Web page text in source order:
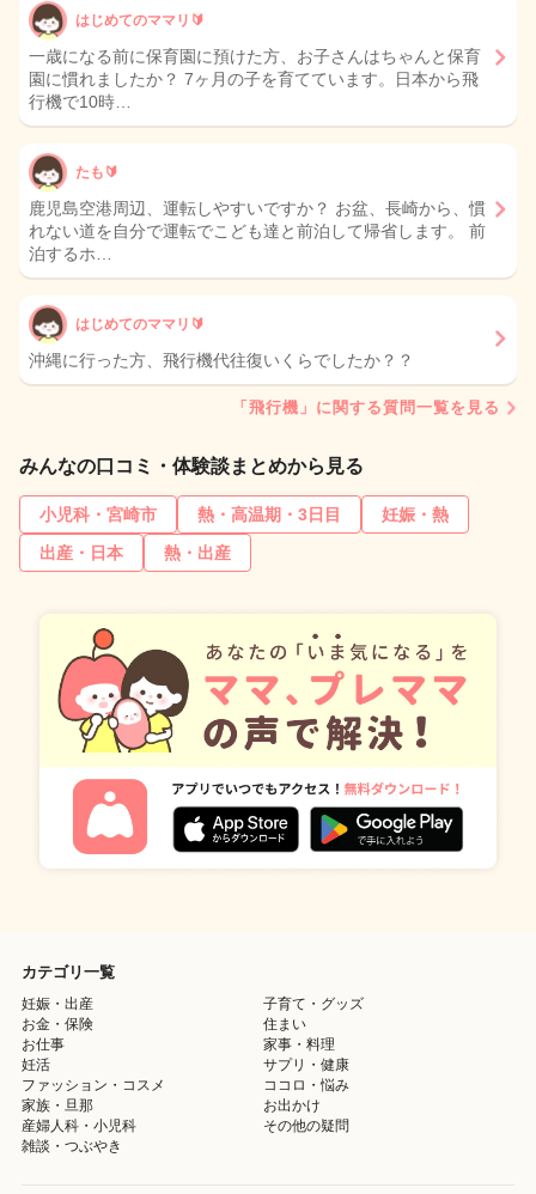
はじめてのママリ🔰
一歳になる前に保育園に預けた方、お子さんはちゃんと保育
園に慣れましたか？ 7ヶ月の子を育てています。日本から飛
行機で10時…
たも🔰
鹿児島空港周辺、運転しやすいですか？ お盆、長崎から、慣
れない道を自分で運転でこども達と前泊して帰省します。 前
泊するホ…
はじめてのママリ🔰
沖縄に行った方、飛行機代往復いくらでしたか？？
「飛行機」に関する質問一覧を見る
みんなの口コミ・体験談まとめから見る
小児科・宮崎市 熱・高温期・3日目
妊娠・熱
出産・日本
熱・出産
カテゴリ一覧
妊娠・出産
子育て・グッズ
お金・保険
住まい
お仕事
家事・料理
妊活
サプリ・健康
ファッション・コスメ
ココロ・悩み
家族・旦那
お出かけ
産婦人科・小児科
その他の疑問
雑談・つぶやき